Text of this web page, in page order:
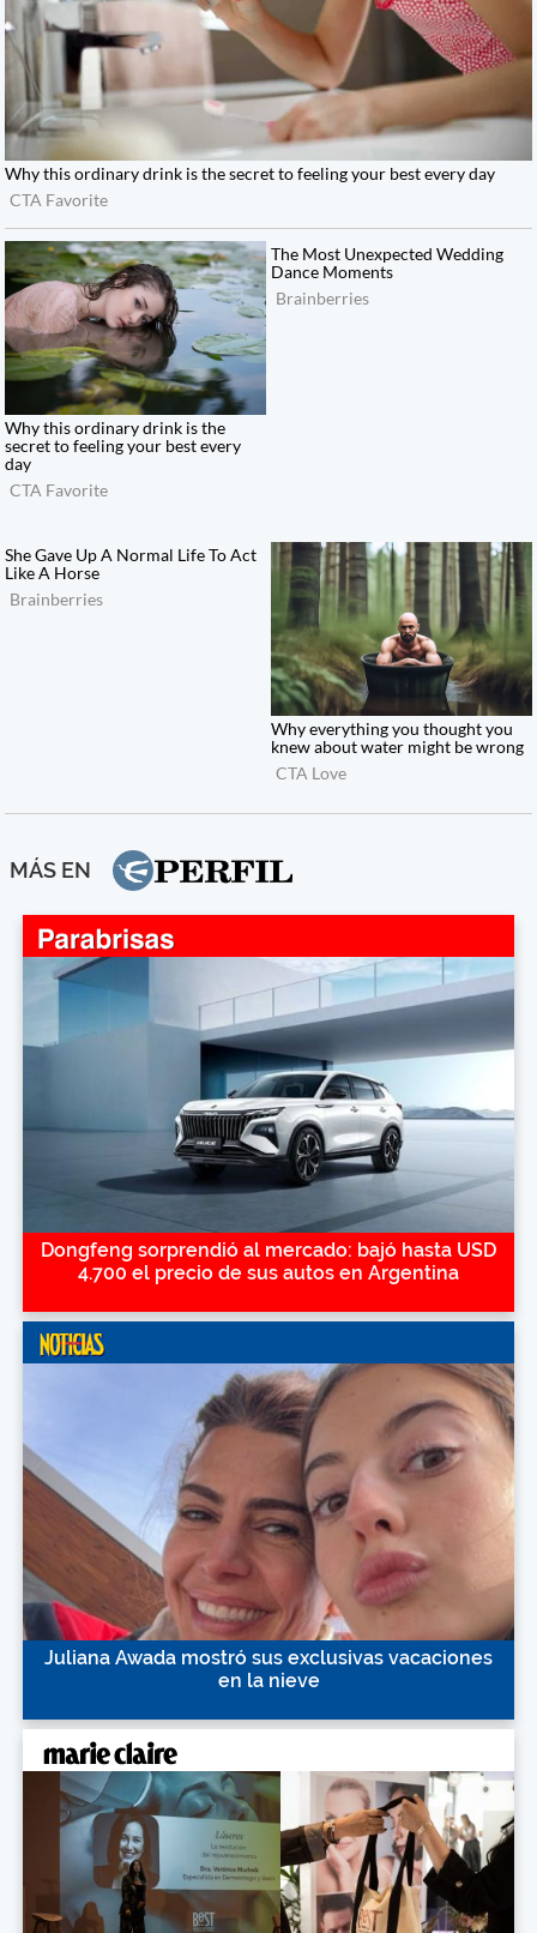
MÁS EN
Dongfeng sorprendió al mercado: bajó hasta USD
4.700 el precio de sus autos en Argentina
Juliana Awada mostró sus exclusivas vacaciones
en la nieve